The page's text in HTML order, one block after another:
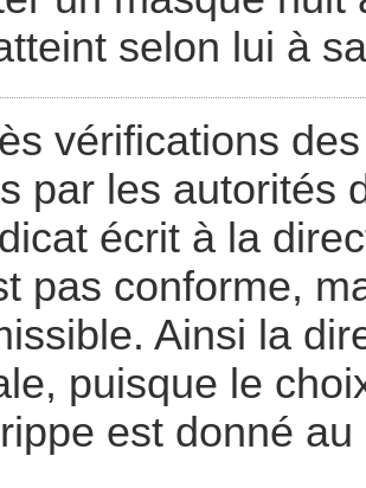
selon lui à
vérifications
par les autorités
écrit à la
pas conforme,
Ainsi la
puisque le
est donné